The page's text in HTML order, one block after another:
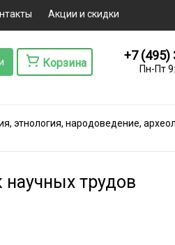
Акции и скидки
Корзина
+7 (495)
Пн-Пт
этнология, народоведение,
трудов